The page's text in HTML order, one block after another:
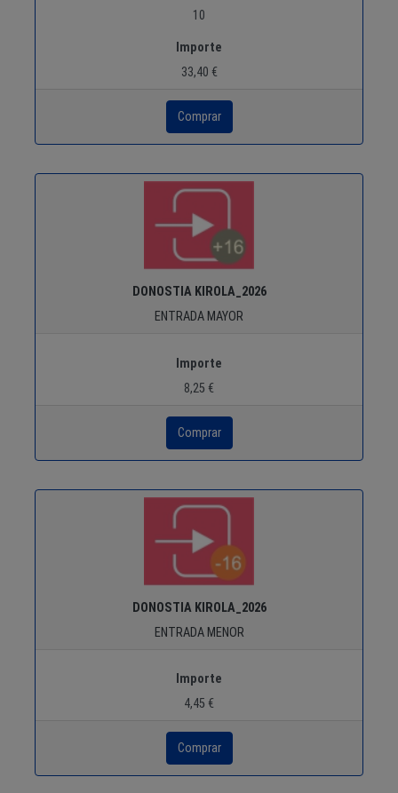
10
Importe
33,40 €
DONOSTIA KIROLA_2026
ENTRADA MAYOR
Importe
8,25 €
DONOSTIA KIROLA_2026
ENTRADA MENOR
Importe
4,45 €